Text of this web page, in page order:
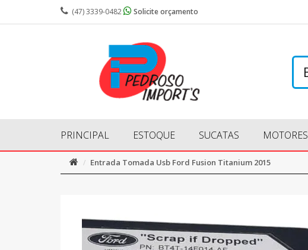
(47) 3339-0482 Solicite orçamento
PRINCIPAL ESTOQUE SUCATAS MOTORES
Entrada Tomada Usb Ford Fusion Titanium 2015